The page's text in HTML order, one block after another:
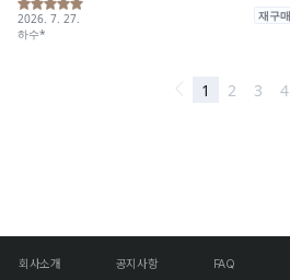
회사소개 공지사항 FAQ